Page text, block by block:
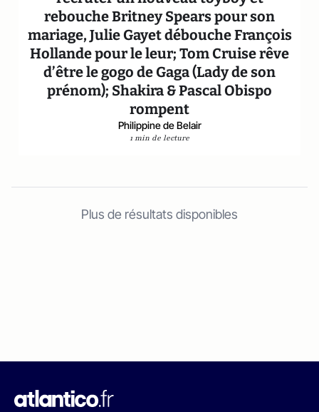
rebouche Britney Spears pour son
mariage, Julie Gayet débouche François
Hollande pour le leur; Tom Cruise rêve
d’être le gogo de Gaga (Lady de son
prénom); Shakira & Pascal Obispo
rompent
Philippine de Belair
1 min de lecture
Plus de résultats disponibles